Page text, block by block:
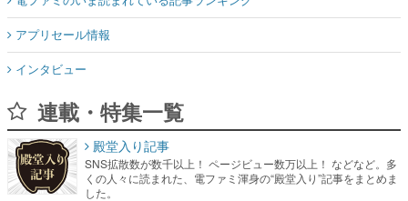
アプリセール情報
インタビュー
連載・特集一覧
殿堂入り記事
SNS拡散数が数千以上！ ページビュー数万以上！ などなど。多
くの人々に読まれた、電ファミ渾身の“殿堂入り”記事をまとめま
した。